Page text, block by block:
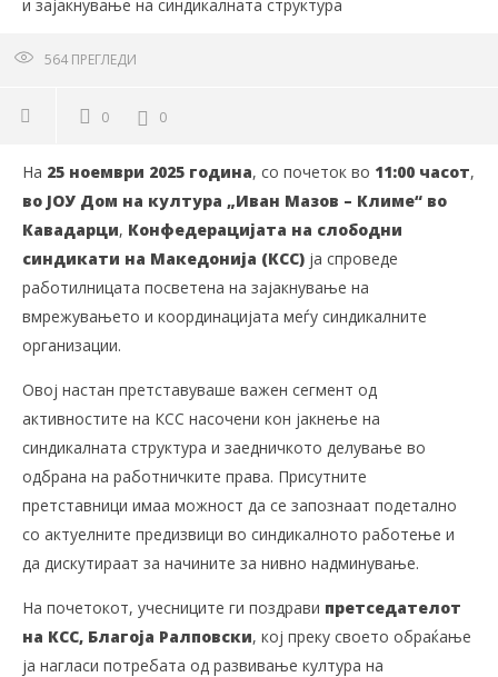
564 ПРЕГЛЕДИ
0 0
На 25 ноември 2025 година, со почеток во 11:00 часот,
во ЈОУ Дом на култура „Иван Мазов – Климе“ во
Кавадарци, Конфедерацијата на слободни
синдикати на Македонија (КСС) ја спроведе
работилницата посветена на зајакнување на
вмрежувањето и координацијата меѓу синдикалните
организации.
Овој настан претставуваше важен сегмент од
активностите на КСС насочени кон јакнење на
синдикалната структура и заедничкото делување во
одбрана на работничките права. Присутните
претставници имаа можност да се запознаат подетално
со актуелните предизвици во синдикалното работење и
да дискутираат за начините за нивно надминување.
На почетокот, учесниците ги поздрави претседателот
на КСС, Благоја Ралповски, кој преку своето обраќање
ја нагласи потребата од развивање култура на